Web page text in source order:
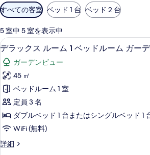
利
用
可
能
な
客
室
の
絞
り
込
み
条
すべての客室 ベッド 1 台 ベッド 2 台
5 室中 5 室を表示中
デ
ラ
ッ
ク
ス
ル
ー
ム
1
デラック
10
デラックス ルーム 1 ベッドルーム ガー
ガーデンビュー
45 ㎡
ベッドルーム 1 室
定員 3 名
ダブルベッド 1 台またはシングルベッド 1
WiFi (無料)
詳細
デ